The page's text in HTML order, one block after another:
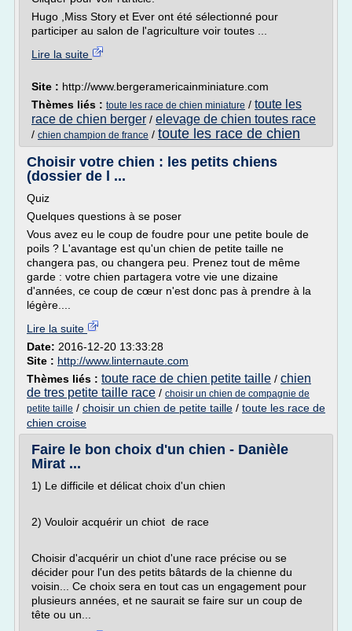
Hugo ,Miss Story et Ever ont été sélectionné pour
participer au salon de l'agriculture voir toutes ...
Lire la suite
Site : http://www.bergeramericainminiature.com
Thèmes liés : toute les race de chien miniature / toute les
race de chien berger / elevage de chien toutes race
/ chien champion de france / toute les race de chien
Choisir votre chien : les petits chiens
(dossier de l ...
Quiz
Quelques questions à se poser
Vous avez eu le coup de foudre pour une petite boule de
poils ? L'avantage est qu'un chien de petite taille ne
changera pas, ou changera peu. Prenez tout de même
garde : votre chien partagera votre vie une dizaine
d'années, ce coup de cœur n'est donc pas à prendre à la
légère....
Lire la suite
Date: 2016-12-20 13:33:28
Site : http://www.linternaute.com
Thèmes liés : toute race de chien petite taille / chien
de tres petite taille race / choisir un chien de compagnie de
petite taille / choisir un chien de petite taille / toute les race de
chien croise
Faire le bon choix d'un chien - Danièle
Mirat ...
1) Le difficile et délicat choix d'un chien
2) Vouloir acquérir un chiot de race
Choisir d'acquérir un chiot d'une race précise ou se
décider pour l'un des petits bâtards de la chienne du
voisin... Ce choix sera en tout cas un engagement pour
plusieurs années, et ne saurait se faire sur un coup de
tête ou un...